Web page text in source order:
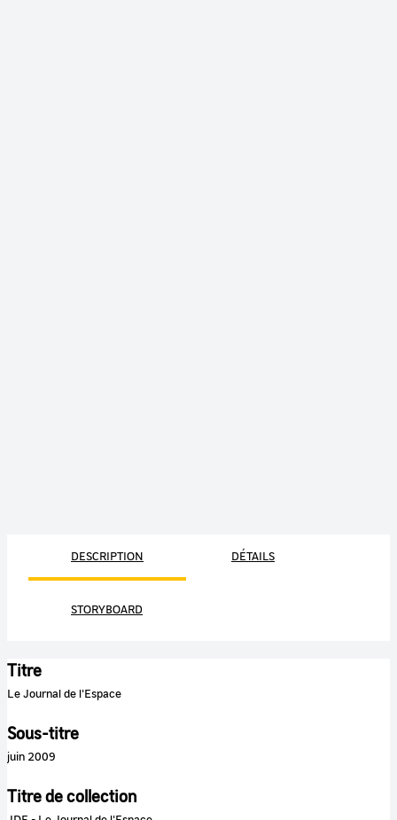
DESCRIPTION DÉTAILS
STORYBOARD
Titre
Le Journal de l'Espace
Sous-titre
juin 2009
Titre de collection